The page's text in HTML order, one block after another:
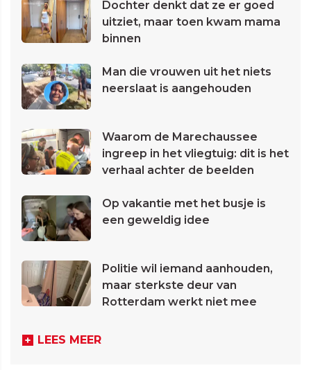
Dochter denkt dat ze er goed
uitziet, maar toen kwam mama
binnen
Man die vrouwen uit het niets
neerslaat is aangehouden
Waarom de Marechaussee
ingreep in het vliegtuig: dit is het
verhaal achter de beelden
Op vakantie met het busje is
een geweldig idee
Politie wil iemand aanhouden,
maar sterkste deur van
Rotterdam werkt niet mee
LEES MEER